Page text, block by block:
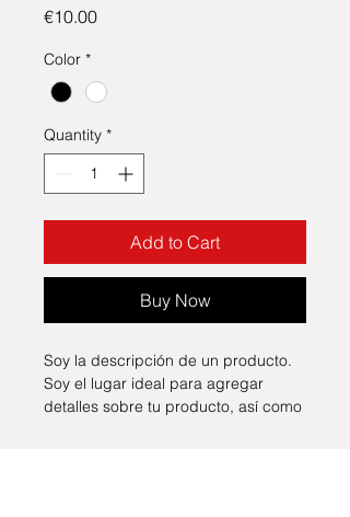
€10.00Price
Color *
Quantity *
Add to Cart
Buy Now
Soy la descripción de un producto.
Soy el lugar ideal para agregar
detalles sobre tu producto, así como